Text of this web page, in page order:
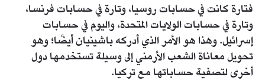
فتارة كانت في حسابات روسيا، وتارة في حسابات فرنسا،
وتارة في حسابات الولايات المتحدة، واليوم في حسابات
إسرائيل. وهذا هو الأمر الذي أدركه باشينيان أيضًا؛ وهو
تحويل معاناة الشعب الأرمني إلى وسيلة تستخدمها دول
أخرى لتصفية حساباتها مع تركيا.